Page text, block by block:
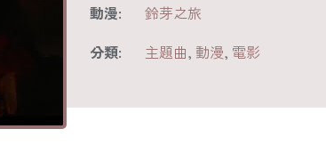
動漫:
鈴芽之旅
分類:
主題曲, 動漫, 電影